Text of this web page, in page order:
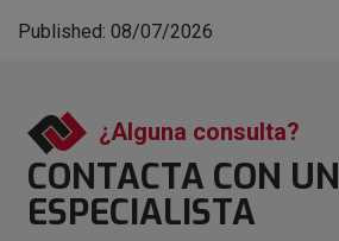
Published: 08/07/2026
¿Alguna consulta?
CONTACTA CON UN
ESPECIALISTA